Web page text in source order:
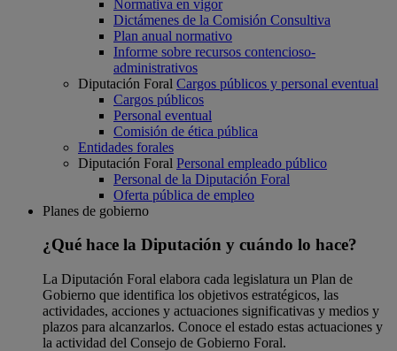
Normativa en vigor
Dictámenes de la Comisión Consultiva
Plan anual normativo
Informe sobre recursos contencioso-
administrativos
Diputación Foral Cargos públicos y personal eventual
Cargos públicos
Personal eventual
Comisión de ética pública
Entidades forales
Diputación Foral Personal empleado público
Personal de la Diputación Foral
Oferta pública de empleo
Planes de gobierno
¿Qué hace la Diputación y cuándo lo hace?
La Diputación Foral elabora cada legislatura un Plan de
Gobierno que identifica los objetivos estratégicos, las
actividades, acciones y actuaciones significativas y medios y
plazos para alcanzarlos. Conoce el estado estas actuaciones y
la actividad del Consejo de Gobierno Foral.